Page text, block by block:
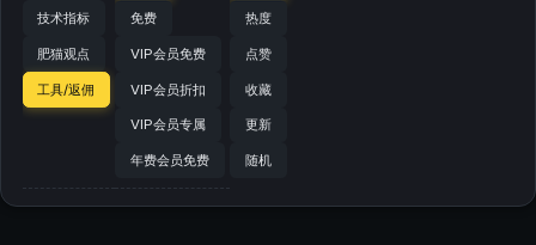
技术指标
肥猫观点
工具/返佣
免费
VIP会员免费
VIP会员折扣
VIP会员专属
年费会员免费
热度
点赞
收藏
更新
随机